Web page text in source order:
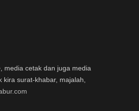
, media cetak dan juga media
surat-khabar, majalah,